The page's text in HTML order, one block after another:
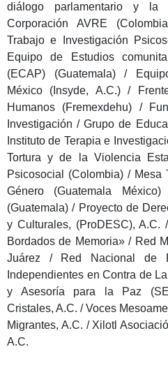
diálogo parlamentario y la
Corporación AVRE
Trabajo e Investigación
Equipo de Estudios
(ECAP) (Guatemala) /
México (Insyde, A.C.) /
Humanos (Fremexdehu) /
Investigación / Grupo de
Instituto de Terapia e
Tortura y de la Violencia
Psicosocial (Colombia) / Mesa
Género (Guatemala
(Guatemala) / Proyecto de
y Culturales, (ProDESC), A.C.
Bordados de Memoria» / Red
Juárez / Red Nacional de
Independientes en Contra de
y Asesoría para la Paz
Cristales, A.C. / Voces
Migrantes, A.C. / Xilotl
A.C.